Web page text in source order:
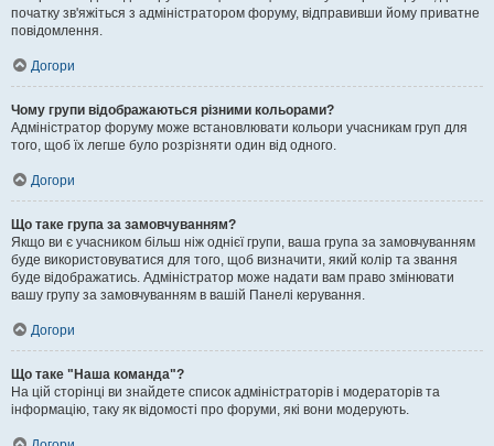
початку зв'яжіться з адміністратором форуму, відправивши йому приватне
повідомлення.
Догори
Чому групи відображаються різними кольорами?
Адміністратор форуму може встановлювати кольори учасникам груп для
того, щоб їх легше було розрізняти один від одного.
Догори
Що таке група за замовчуванням?
Якщо ви є учасником більш ніж однієї групи, ваша група за замовчуванням
буде використовуватися для того, щоб визначити, який колір та звання
буде відображатись. Адміністратор може надати вам право змінювати
вашу групу за замовчуванням в вашій Панелі керування.
Догори
Що таке "Наша команда"?
На цій сторінці ви знайдете список адміністраторів і модераторів та
інформацію, таку як відомості про форуми, які вони модерують.